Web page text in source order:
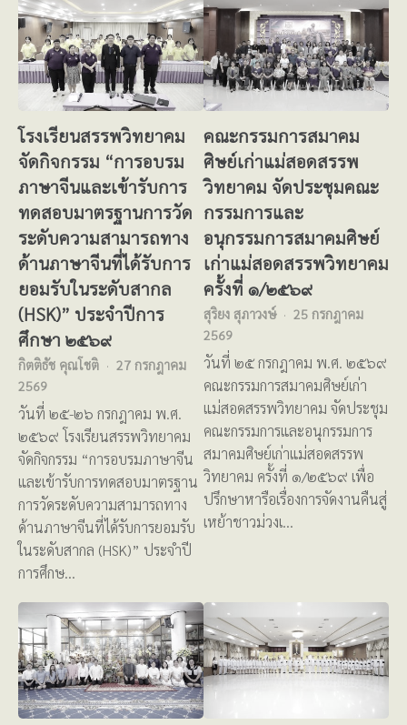
โรงเรียนสรรพวิทยาคม
จัดกิจกรรม “การอบรม
ภาษาจีนและเข้ารับการ
ทดสอบมาตรฐานการวัด
ระดับความสามารถทาง
ด้านภาษาจีนที่ได้รับการ
ยอมรับในระดับสากล
(HSK)” ประจำปีการ
ศึกษา ๒๕๖๙
กิตติธัช คุณโชติ
27 กรกฎาคม
2569
วันที่ ๒๕-๒๖ กรกฎาคม พ.ศ.
๒๕๖๙ โรงเรียนสรรพวิทยาคม
จัดกิจกรรม “การอบรมภาษาจีน
และเข้ารับการทดสอบมาตรฐาน
การวัดระดับความสามารถทาง
ด้านภาษาจีนที่ได้รับการยอมรับ
ในระดับสากล (HSK)” ประจำปี
การศึกษ…
คณะกรรมการสมาคม
ศิษย์เก่าแม่สอดสรรพ
วิทยาคม จัดประชุมคณะ
กรรมการและ
อนุกรรมการสมาคมศิษย์
เก่าแม่สอดสรรพวิทยาคม
ครั้งที่ ๑/๒๕๖๙
สุริยง สุภาวงษ์
25 กรกฎาคม
2569
วันที่ ๒๕ กรกฎาคม พ.ศ. ๒๕๖๙
คณะกรรมการสมาคมศิษย์เก่า
แม่สอดสรรพวิทยาคม จัดประชุม
คณะกรรมการและอนุกรรมการ
สมาคมศิษย์เก่าแม่สอดสรรพ
วิทยาคม ครั้งที่ ๑/๒๕๖๙ เพื่อ
ปรึกษาหารือเรื่องการจัดงานคืนสู่
เหย้าชาวม่วงเ…